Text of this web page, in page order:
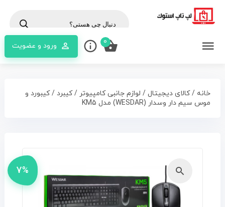
ورود و عضویت 0
خانه /کالای دیجیتال/ لوازم جانبی کامپیوتر /کیبرد/ کیبورد و
موس سیم دار وسدار (WESDAR) مدل KM5
7%